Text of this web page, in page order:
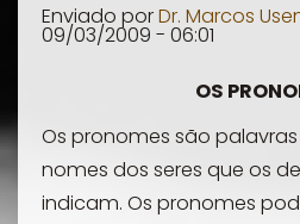
5)
-
Enviado porDr. Marcos
09/03/2009 - 06:01
OS
Os pronomes são
nomes dos seres que os
indicam. Os pronomes